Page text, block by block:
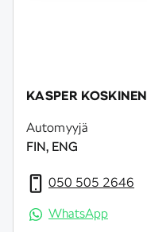
KASPER KOSKINEN
Automyyjä
FIN, ENG
050 505 2646
WhatsApp